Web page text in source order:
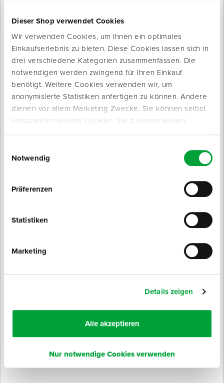
Dieser Shop verwendet Cookies
Wir verwenden Cookies, um Ihnen ein optimales
Einkaufserlebnis zu bieten. Diese Cookies lassen sich in
drei verschiedene Kategorien zusammenfassen. Die
notwendigen werden zwingend für Ihren Einkauf
benötigt. Weitere Cookies verwenden wir, um
anonymisierte Statistiken anfertigen zu können. Andere
dienen vor allem Marketing Zwecke. Sie können selbst
entscheiden welche Cookies Sie zulassen wollen.
Notwendig
Präferenzen
Statistiken
Marketing
Details zeigen
Alle akzeptieren
Nur notwendige Cookies verwenden
Produkte werden geladen ...
Produktinfo
3-teilige Alu-Mehrzweckleiter nach DIN EN 131.
waagerechter Auftrittsfläche für ein sicheres und
Holme aus stranggepressten, gesickten Aluminiumprofilen
sorgen für einen sicheren Stand und höchste Stabilität. Das
Oberteil kann komplett heraus gezogen werden und als